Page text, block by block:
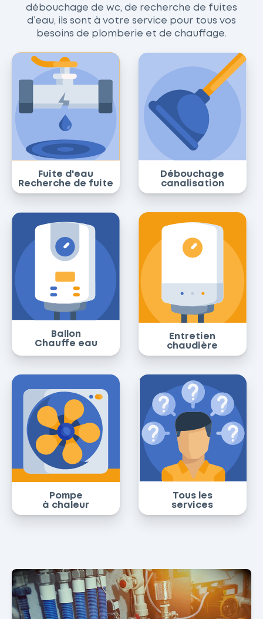
débouchage de wc, de recherche de fuites
d’eau, ils sont à votre service pour tous vos
besoins de plomberie et de chauffage.
Fuite d'eau
Recherche de fuite
Débouchage
canalisation
Ballon
Chauffe eau
Entretien
chaudière
Pompe
à chaleur
Tous les
services